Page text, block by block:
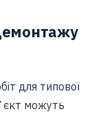
для типової
можуть